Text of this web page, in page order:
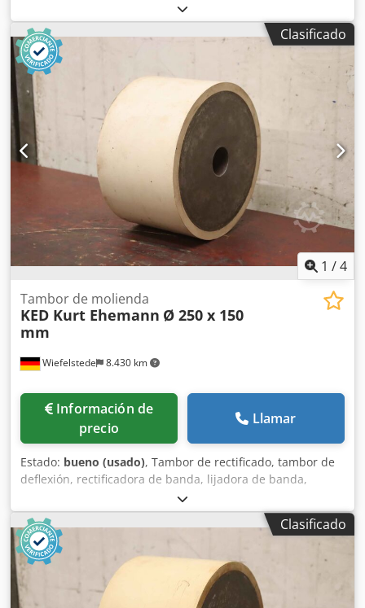
A Nf Is Ah Dor -Pieza de repuesto para una máquina de
lijado -Tambor: Ø 150 mm -Longitud del tambor: 170 mm -
Velocidad de rotación: 2900 rpm -Potencia: 1,75 kW -
Diámetro del eje: Ø mm -Cantidad: 2 motores disponibles -
Precio: por unidad -También disponibles otras
dimensiones en stock -Peso: 19,5 kg
Clasificado
1 /4
Wiefelstede 8.430 km
Tambor de molienda
KED Kurt Ehemann Ø 250 x 150
mm
Información de
precio
Llamar
Estado: bueno (usado), Tambor de rectificado, tambor de
deflexión, rectificadora de banda, lijadora de banda,
rectificadora de tambor, rodillos de transporte, rodillos de
repuesto, cinta transportadora, transportador de rodillos,
rodillos de apoyo -Fabricante: KED Kurt Ehemann, tambor
de rectificado, ancho del tambor 150 mm -Tambor: Ø 250
mm -Agujero: Ø 45 mm Dkjdpfsvxguasx Ah Dsr -Número:
7x tambores disponibles -Precio: por pieza -Dimensiones:
Ø 250 x 150 mm -Peso: 15,8 kg/pieza
Clasificado